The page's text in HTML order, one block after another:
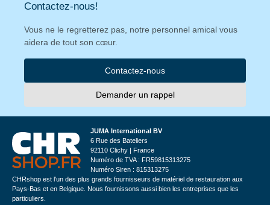
Contactez-nous!
Vous ne le regretterez pas, notre personnel amical vous
aidera de tout son cœur.
Contactez-nous
Demander un rappel
JUMA International BV
6 Rue des Bateliers
92110 Clichy | France
Numéro de TVA : FR59815313275
Numéro Siren : 815313275
CHRshop est l'un des plus grands fournisseurs de matériel de restauration aux
Pays-Bas et en Belgique. Nous fournissons aussi bien les entreprises que les
particuliers.